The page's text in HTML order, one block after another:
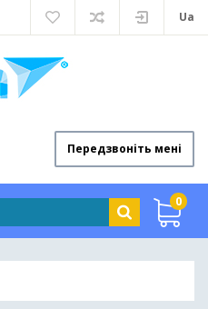
Ua
Передзвоніть мені
0